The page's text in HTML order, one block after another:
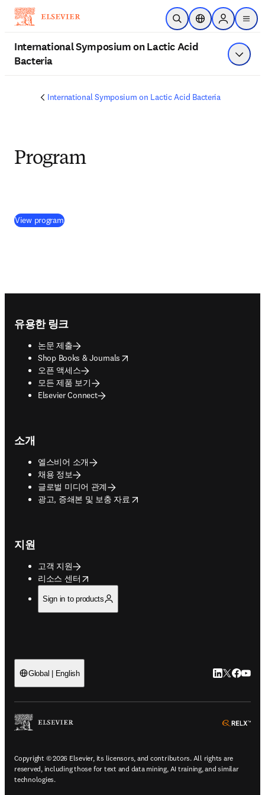
주요 콘텐츠로 건너뛰기
검색 열기위치 선택기Sign in to
menu
International Symposium on Lactic Acid
Bacteria
메뉴
International Symposium on Lactic Acid Bacteria
Program
View program(
유용한 링크
논문 제출
Shop Books & Journals
opens in new tab/window
오픈 액세스
모든 제품 보기
Elsevier Connect
소개
엘스비어 소개
채용 정보
글로벌 미디어 관계
광고, 증쇄본 및 보충 자료
opens in new tab/window
지원
고객 지원
리소스 센터
opens in new tab/window
Sign in to products
Global | English LinkedIn 새
Twitter 새
Copyright © 2026 Elsevier, its licensors, and contributors. All rights are
reserved, including those for text and data mining, AI training, and similar
technologies.